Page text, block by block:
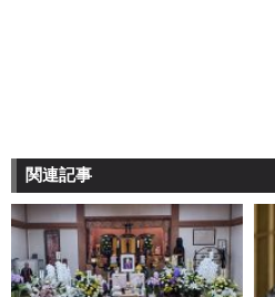
関連記事